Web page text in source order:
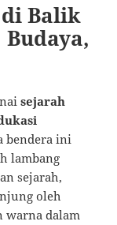
Balik
sejarah
bendera ini
lambang
sejarah,
oleh
warna dalam